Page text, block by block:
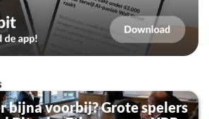
bijna voorbij? Grote spelers